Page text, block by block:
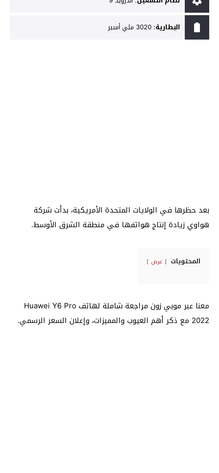
البطارية: 3020 ملي أمبير
بعد حظرها في الولايات المتحدة الأمريكية، بدأت شركة
هواوي زيادة إنتاج هواتفها في منطقة الشرق الأوسط.
المحتويات عرض
معنا عبر موبي زون مراجعة شاملة لهاتف Huawei Y6 Pro
2022 مع ذكر أهم العيوب والمميزات، وإعلان السعر الرسمي.